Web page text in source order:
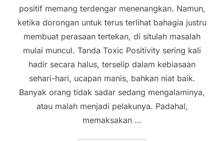
positif memang terdengar menenangkan. Namun,
ketika dorongan untuk terus terlihat bahagia justru
membuat perasaan tertekan, di situlah masalah
mulai muncul. Tanda Toxic Positivity sering kali
hadir secara halus, terselip dalam kebiasaan
sehari-hari, ucapan manis, bahkan niat baik.
Banyak orang tidak sadar sedang mengalaminya,
atau malah menjadi pelakunya. Padahal,
memaksakan …